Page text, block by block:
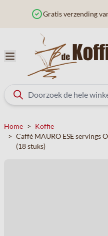
Besteld voor 12u?
Home > Koffie
> Caffè MAURO ESE servings
(18 stuks)